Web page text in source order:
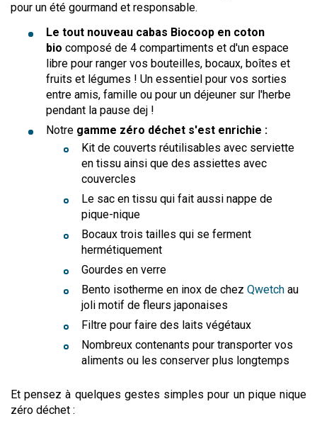
pour un été gourmand et responsable.
Le tout nouveau cabas Biocoop en coton
bio composé de 4 compartiments et d'un espace
libre pour ranger vos bouteilles, bocaux, boîtes et
fruits et légumes ! Un essentiel pour vos sorties
entre amis, famille ou pour un déjeuner sur l'herbe
pendant la pause dej !
Notre gamme zéro déchet s'est enrichie :
Kit de couverts réutilisables avec serviette
en tissu ainsi que des assiettes avec
couvercles
Le sac en tissu qui fait aussi nappe de
pique-nique
Bocaux trois tailles qui se ferment
hermétiquement
Gourdes en verre
Bento isotherme en inox de chez Qwetch au
joli motif de fleurs japonaises
Filtre pour faire des laits végétaux
Nombreux contenants pour transporter vos
aliments ou les conserver plus longtemps
Et pensez à quelques gestes simples pour un pique nique
zéro déchet :